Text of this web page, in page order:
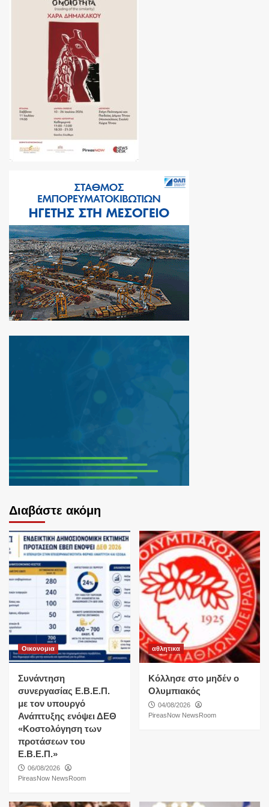
Διαβάστε ακόμη
Οικονομια
Συνάντηση
συνεργασίας Ε.Β.Ε.Π.
με τον υπουργό
Ανάπτυξης ενόψει ΔΕΘ
«Κοστολόγηση των
προτάσεων του
Ε.Β.Ε.Π.»
06/08/2026
PireasNow NewsRoom
αθλητικα
Κόλλησε στο μηδέν ο
Ολυμπιακός
04/08/2026
PireasNow NewsRoom